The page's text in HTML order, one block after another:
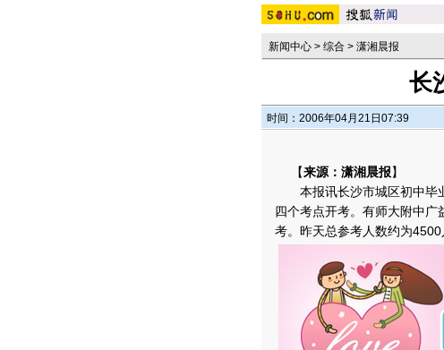
新闻中心 > 综合 > 潇湘晨报
长
时间：2006年04月21日07:39
【来源：潇湘晨报】
本报讯长沙市城区初中毕业
四个考点开考。有师大附中
考。昨天总参考人数约为4500